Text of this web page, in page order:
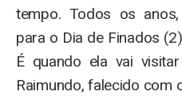
tempo. Todos os
para o Dia de Finados
É quando ela vai
Raimundo, falecido com